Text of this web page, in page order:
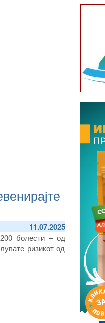
11.07.2025
болести – од
ризикот од